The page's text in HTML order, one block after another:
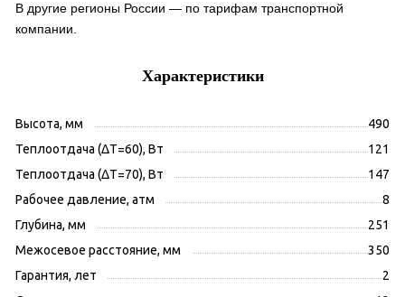
В другие регионы России — по тарифам транспортной
компании.
Характеристики
Высота, мм
490
Теплоотдача (ΔT=60), Вт
121
Теплоотдача (ΔT=70), Вт
147
Рабочее давление, атм
8
Глубина, мм
251
Межосевое расстояние, мм
350
Гарантия, лет
2